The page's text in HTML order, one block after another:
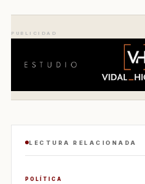
PUBLICIDAD
LECTURA RELACIONADA
POLÍTICA